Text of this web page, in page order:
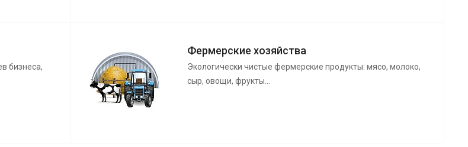
бизнеса,
Фермерские хозяйства
Экологически чистые фермерские продукты: мясо, молоко,
сыр, овощи, фрукты...